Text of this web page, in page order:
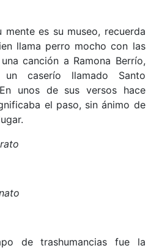
es su museo, recuerda
llama perro mocho con las
canción a Ramona Berrío,
caserío llamado Santo
unos de sus versos hace
el paso, sin ánimo de
de trashumancias fue la